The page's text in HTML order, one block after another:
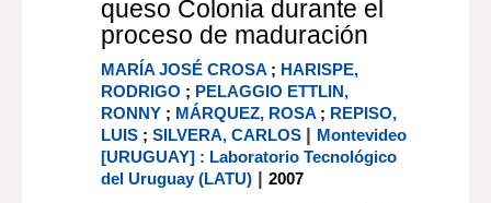
documento electrónico
Cambios reológicos del
queso Colonia durante el
proceso de maduración
MARÍA JOSÉ CROSA